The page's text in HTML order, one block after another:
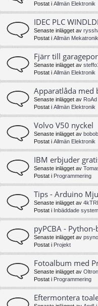
Postat i Allmän Elektronik
IDEC PLC
Senaste inlägget av
Postat i Allmän Mekatronik
Fjärr till
Senaste inlägget av
Postat i Allmän Elektronik
Apparatlåda med
Senaste inlägget av RoAd
Postat i Allmän Elektronik
Volvo V50 nyckel
Senaste inlägget av
Postat i Allmän Elektronik
IBM erbjuder
Senaste inlägget av
Postat i Programmering
Tips - Arduino
Senaste inlägget av
Postat i Inbäddade
pyPCBA -
Senaste inlägget av
Postat i Projekt
Fotoalbum med
Senaste inlägget av
Postat i Programmering
Eftermontera